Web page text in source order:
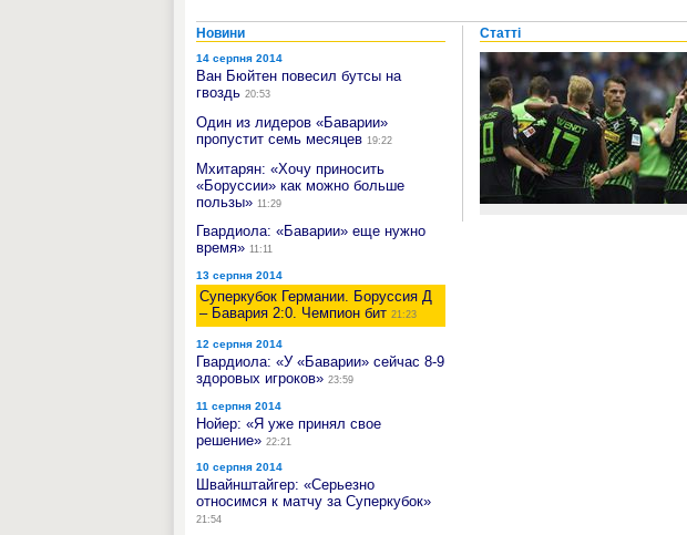
Новини
14 серпня 2014
Ван Бюйтен повесил бутсы на
гвоздь 20:53
Один из лидеров «Баварии»
пропустит семь месяцев 19:22
Мхитарян: «Хочу приносить
«Боруссии» как можно больше
пользы» 11:29
Гвардиола: «Баварии» еще нужно
время» 11:11
13 серпня 2014
Суперкубок Германии. Боруссия Д
– Бавария 2:0. Чемпион бит 21:23
12 серпня 2014
Гвардиола: «У «Баварии» сейчас 8-9
здоровых игроков» 23:59
11 серпня 2014
Нойер: «Я уже принял свое
решение» 22:21
10 серпня 2014
Швайнштайгер: «Серьезно
относимся к матчу за Суперкубок»
21:54
Статті